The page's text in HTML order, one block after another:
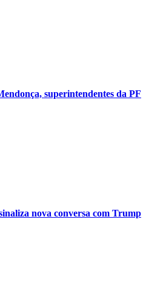
superintendentes da PF
nova conversa com Trump